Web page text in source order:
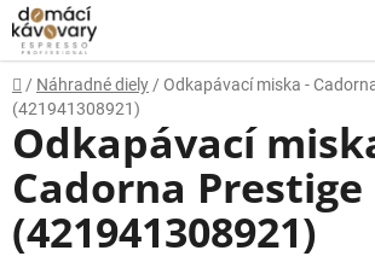
Prejsť
na
obsah
Domov
/ Náhradné diely / Odkapávací miska -
(421941308921)
Odkapávací
Cadorna Prestige
(421941308921)